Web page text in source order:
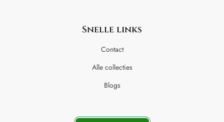
Snelle links
Contact
Alle collecties
Blogs